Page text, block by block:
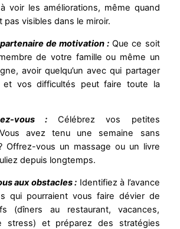
voir les améliorations, même quand
pas visibles dans le miroir.
de motivation : Que ce soit
de votre famille ou même un
avoir quelqu’un avec qui partager
et vos difficultés peut faire toute la
vous : Célébrez vos petites
avez tenu une semaine sans
Offrez-vous un massage ou un livre
depuis longtemps.
aux obstacles : Identifiez à l’avance
qui pourraient vous faire dévier de
(dîners au restaurant, vacances,
stress) et préparez des stratégies